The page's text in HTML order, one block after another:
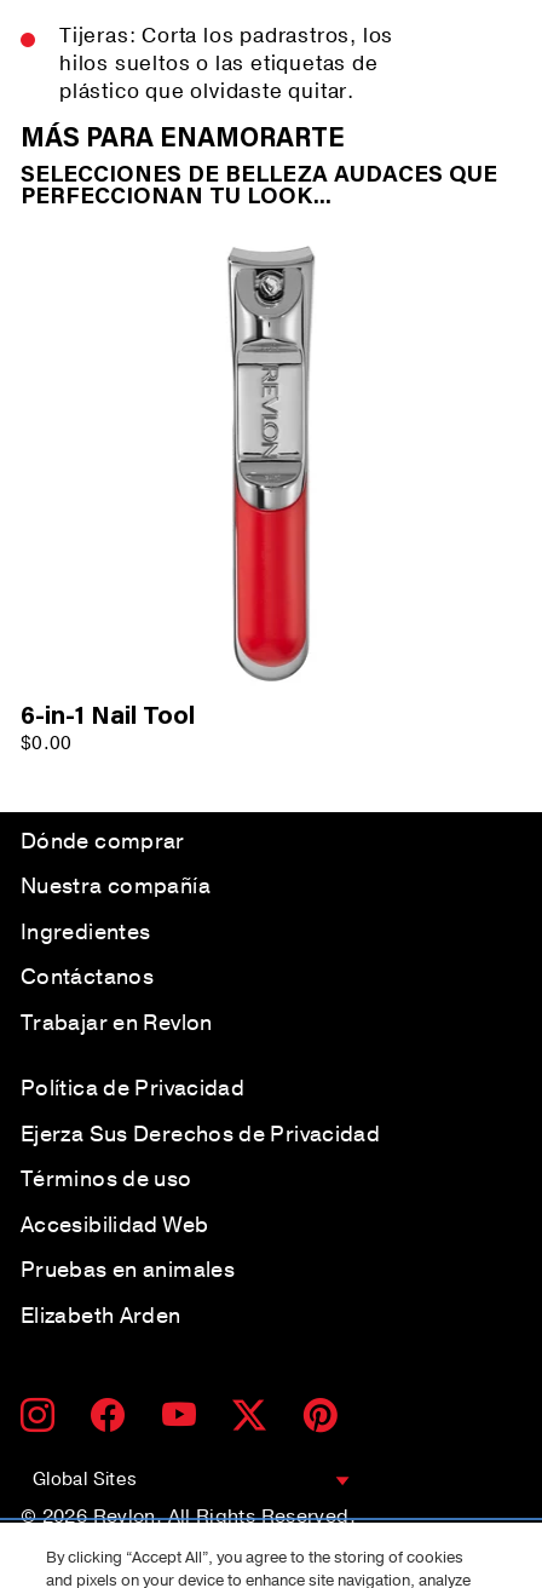
Tijeras: Corta los padrastros, los
hilos sueltos o las etiquetas de
plástico que olvidaste quitar.
MÁS PARA ENAMORARTE
SELECCIONES DE BELLEZA AUDACES QUE
PERFECCIONAN TU LOOK...
6-in-1 Nail Tool
$0.00
Dónde comprar
Nuestra compañía
Ingredientes
Contáctanos
Trabajar en Revlon
Política de Privacidad
Ejerza Sus Derechos de Privacidad
Términos de uso
Accesibilidad Web
Pruebas en animales
Elizabeth Arden
SUSCRÍBETE
A
DE
SUSCRIBIR
InstagramFacebookYouTube TwitterPinterest
Global Sites
© 2026 Revlon. All Rights Reserved.
By clicking “Accept All”, you agree to the storing of cookies
and pixels on your device to enhance site navigation, analyze